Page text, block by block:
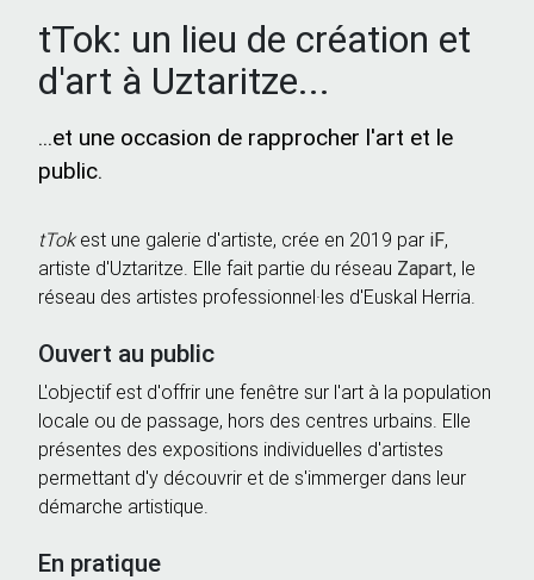
tTok: un lieu de création et
d'art à Uztaritze...
...et une occasion de rapprocher l'art et le
public.
tTokest une galerie d'artiste, crée en 2019 par iF,
artiste d'Uztaritze. Elle fait partie du réseau Zapart, le
réseau des artistes professionnel·les d'Euskal Herria.
Ouvert au public
L'objectif est d'offrir une fenêtre sur l'art à la population
locale ou de passage, hors des centres urbains. Elle
présentes des expositions individuelles d'artistes
permettant d'y découvrir et de s'immerger dans leur
démarche artistique.
En pratique